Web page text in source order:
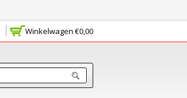
Winkelwagen €0,00